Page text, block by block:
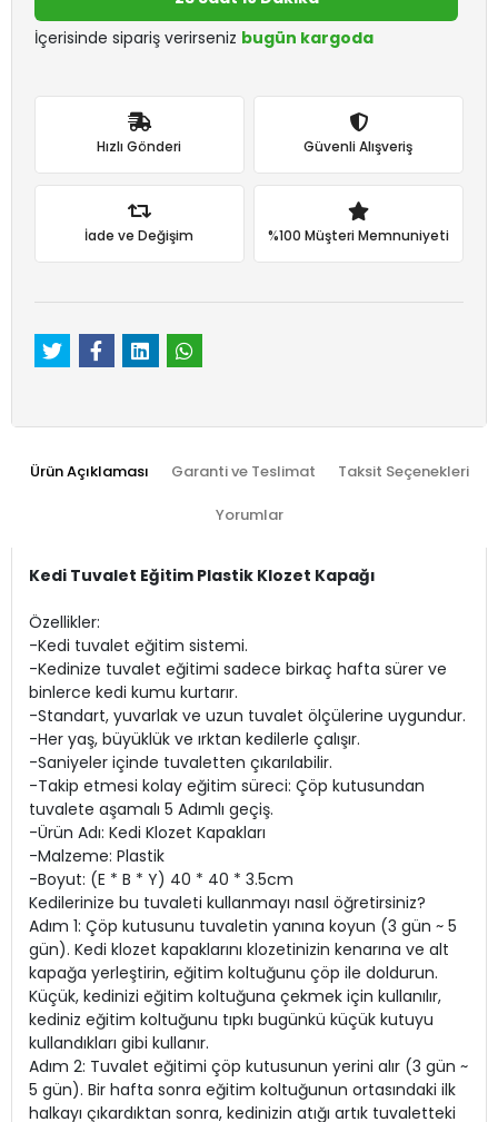
İçerisinde sipariş verirseniz bugün kargoda
Hızlı Gönderi Güvenli Alışveriş
İade ve Değişim %100 Müşteri Memnuniyeti
Ürün Açıklaması Garanti ve Teslimat Taksit Seçenekleri
Yorumlar
Kedi Tuvalet Eğitim Plastik Klozet Kapağı
Özellikler:
-Kedi tuvalet eğitim sistemi.
-Kedinize tuvalet eğitimi sadece birkaç hafta sürer ve
binlerce kedi kumu kurtarır.
-Standart, yuvarlak ve uzun tuvalet ölçülerine uygundur.
-Her yaş, büyüklük ve ırktan kedilerle çalışır.
-Saniyeler içinde tuvaletten çıkarılabilir.
-Takip etmesi kolay eğitim süreci: Çöp kutusundan
tuvalete aşamalı 5 Adımlı geçiş.
-Ürün Adı: Kedi Klozet Kapakları
-Malzeme: Plastik
-Boyut: (E * B * Y) 40 * 40 * 3.5cm
Kedilerinize bu tuvaleti kullanmayı nasıl öğretirsiniz?
Adım 1: Çöp kutusunu tuvaletin yanına koyun (3 gün ~ 5
gün). Kedi klozet kapaklarını klozetinizin kenarına ve alt
kapağa yerleştirin, eğitim koltuğunu çöp ile doldurun.
Küçük, kedinizi eğitim koltuğuna çekmek için kullanılır,
kediniz eğitim koltuğunu tıpkı bugünkü küçük kutuyu
kullandıkları gibi kullanır.
Adım 2: Tuvalet eğitimi çöp kutusunun yerini alır (3 gün ~
5 gün). Bir hafta sonra eğitim koltuğunun ortasındaki ilk
halkayı çıkardıktan sonra, kedinizin atığı artık tuvaletteki